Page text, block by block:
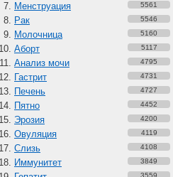
Менструация 5561
Рак 5546
Молочница 5160
Аборт 5117
Анализ мочи 4795
Гастрит 4731
Печень 4727
Пятно 4452
Эрозия 4200
Овуляция 4119
Слизь 4108
Иммунитет 3849
3559